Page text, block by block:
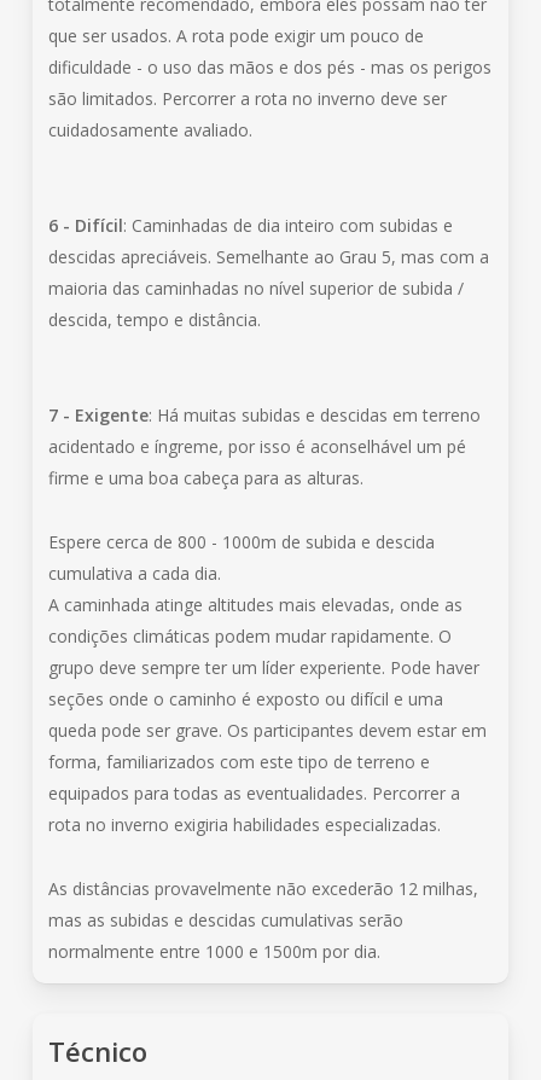
que ser usados. A rota pode exigir um pouco de
dificuldade - o uso das mãos e dos pés - mas os perigos
são limitados. Percorrer a rota no inverno deve ser
cuidadosamente avaliado.
6 - Difícil: Caminhadas de dia inteiro com subidas e
descidas apreciáveis. Semelhante ao Grau 5, mas com a
maioria das caminhadas no nível superior de subida /
descida, tempo e distância.
7 - Exigente: Há muitas subidas e descidas em terreno
acidentado e íngreme, por isso é aconselhável um pé
firme e uma boa cabeça para as alturas.
Espere cerca de 800 - 1000m de subida e descida
cumulativa a cada dia.
A caminhada atinge altitudes mais elevadas, onde as
condições climáticas podem mudar rapidamente. O
grupo deve sempre ter um líder experiente. Pode haver
seções onde o caminho é exposto ou difícil e uma
queda pode ser grave. Os participantes devem estar em
forma, familiarizados com este tipo de terreno e
equipados para todas as eventualidades. Percorrer a
rota no inverno exigiria habilidades especializadas.
As distâncias provavelmente não excederão 12 milhas,
mas as subidas e descidas cumulativas serão
normalmente entre 1000 e 1500m por dia.
Técnico